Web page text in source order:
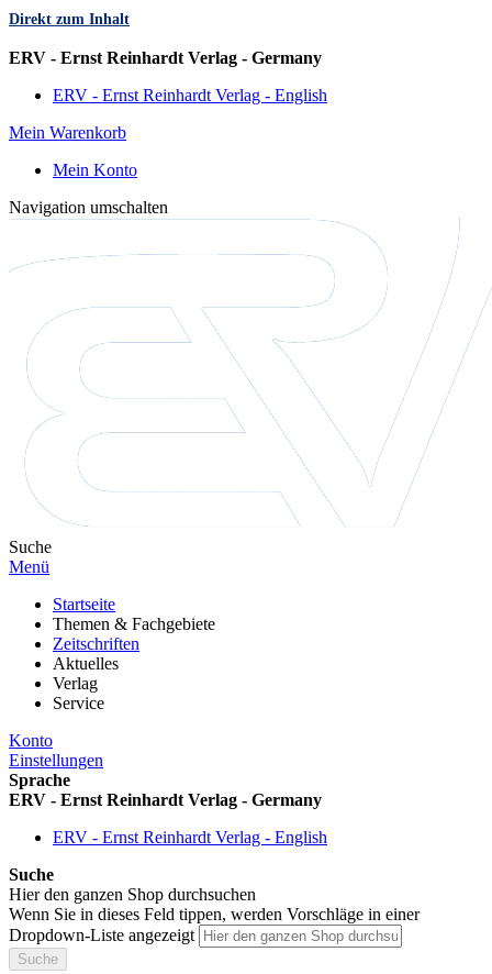
Direkt zum Inhalt
ERV - Ernst Reinhardt Verlag - Germany
ERV - Ernst Reinhardt Verlag - English
Mein Warenkorb
Mein Konto
Navigation umschalten
Suche
Menü
Startseite
Themen & Fachgebiete
Zeitschriften
Aktuelles
Verlag
Service
Konto
Einstellungen
Sprache
ERV - Ernst Reinhardt Verlag - Germany
ERV - Ernst Reinhardt Verlag - English
Suche
Hier den ganzen Shop durchsuchen
Wenn Sie in dieses Feld tippen, werden Vorschläge in einer
Dropdown-Liste angezeigt
Suche